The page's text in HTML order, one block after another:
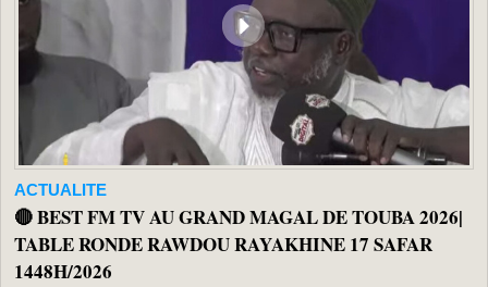
ACTUALITE
🔴 BEST FM TV AU GRAND MAGAL DE TOUBA 2026|
TABLE RONDE RAWDOU RAYAKHINE 17 SAFAR
1448H/2026